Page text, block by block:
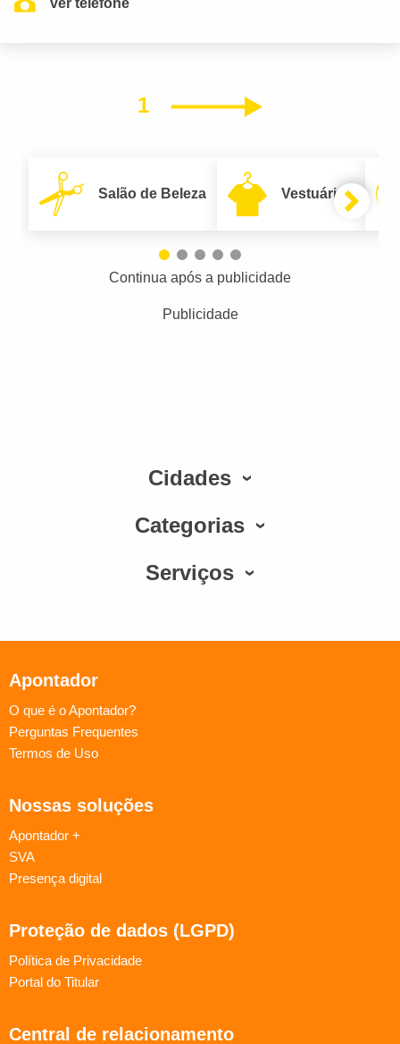
1 Próximo
Salão de Beleza Vestuário
Continua após a publicidade
Publicidade
Cidades
Categorias
Serviços
Apontador
O que é o Apontador?
Perguntas Frequentes
Termos de Uso
Nossas soluções
Apontador +
SVA
Presença digital
Proteção de dados (LGPD)
Política de Privacidade
Portal do Titular
Central de relacionamento